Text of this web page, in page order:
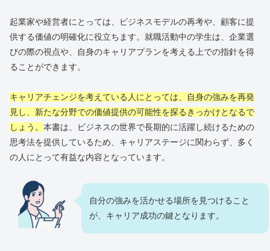
起業家や経営者にとっては、ビジネスモデルの再考や、顧客に提
供する価値の明確化に役立ちます。就職活動中の学生は、企業選
びの際の視点や、自身のキャリアプランを考える上での指針を得
ることができます。
キャリアチェンジを考えている人にとっては、自身の強みを再発
見し、新たな分野での価値提供の可能性を探るきっかけとなるで
しょう。 本書は、ビジネスの世界で長期的に活躍し続けるための
思考法を提供しているため、キャリアステージに関わらず、多く
の人にとって有益な内容となっています。
自分の強みを活かせる場所を見つけること
が、キャリア成功の鍵となります。